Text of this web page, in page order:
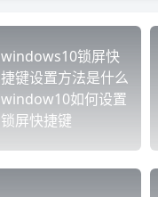
windows10锁屏快
捷键设置方法是什么
window10如何设置
锁屏快捷键